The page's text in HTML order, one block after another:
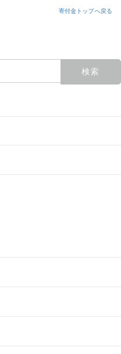
寄付金 トップへ戻る